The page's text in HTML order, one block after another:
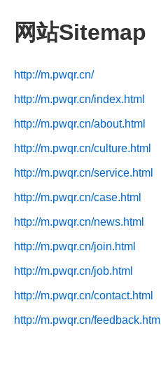
网站Sitemap
http://m.pwqr.cn/
http://m.pwqr.cn/index.html
http://m.pwqr.cn/about.html
http://m.pwqr.cn/culture.html
http://m.pwqr.cn/service.html
http://m.pwqr.cn/case.html
http://m.pwqr.cn/news.html
http://m.pwqr.cn/join.html
http://m.pwqr.cn/job.html
http://m.pwqr.cn/contact.html
http://m.pwqr.cn/feedback.html